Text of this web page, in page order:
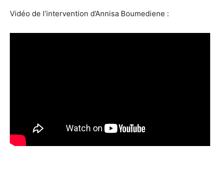
Vidéo de l’intervention d’Annisa Boumediene :